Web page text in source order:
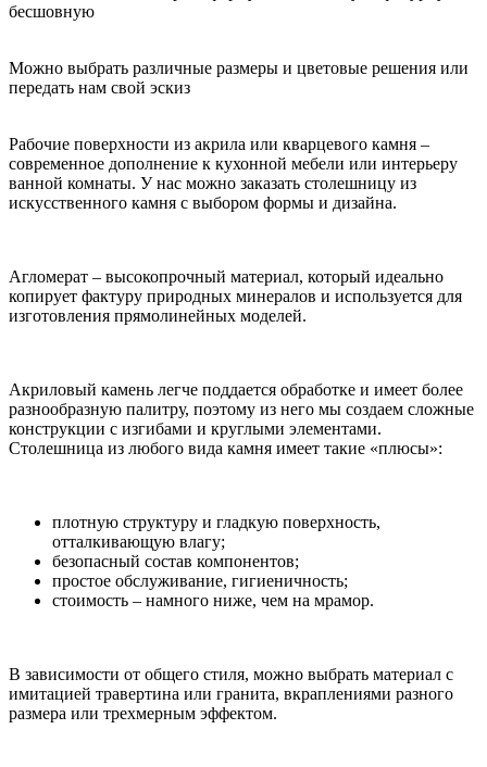
бесшовную
Можно выбрать различные размеры и цветовые решения или
передать нам свой эскиз
Рабочие поверхности из акрила или кварцевого камня –
современное дополнение к кухонной мебели или интерьеру
ванной комнаты. У нас можно заказать столешницу из
искусственного камня с выбором формы и дизайна.
Агломерат – высокопрочный материал, который идеально
копирует фактуру природных минералов и используется для
изготовления прямолинейных моделей.
Акриловый камень легче поддается обработке и имеет более
разнообразную палитру, поэтому из него мы создаем сложные
конструкции с изгибами и круглыми элементами.
Столешница из любого вида камня имеет такие «плюсы»:
плотную структуру и гладкую поверхность,
отталкивающую влагу;
безопасный состав компонентов;
простое обслуживание, гигиеничность;
стоимость – намного ниже, чем на мрамор.
В зависимости от общего стиля, можно выбрать материал с
имитацией травертина или гранита, вкраплениями разного
размера или трехмерным эффектом.